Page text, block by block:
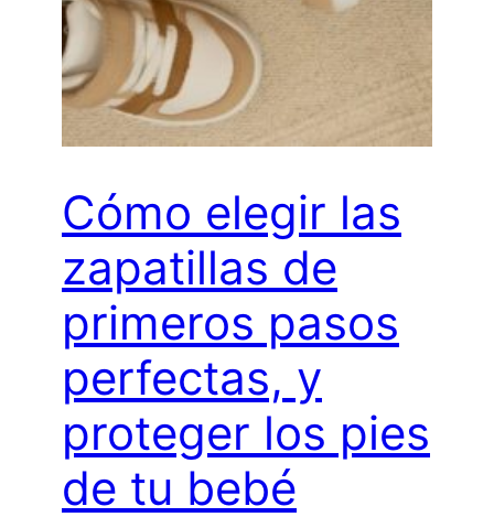
Cómo elegir las
zapatillas de
primeros pasos
perfectas, y
proteger los pies
de tu bebé